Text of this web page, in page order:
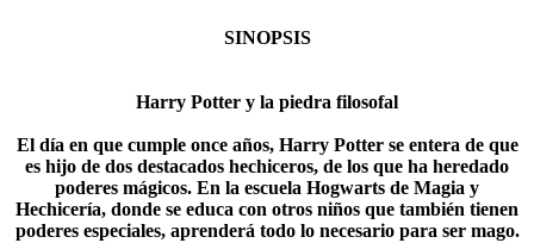
SINOPSIS
Harry Potter y la piedra filosofal
El día en que cumple once años, Harry Potter se entera de que
es hijo de dos destacados hechiceros, de los que ha heredado
poderes mágicos. En la escuela Hogwarts de Magia y
Hechicería, donde se educa con otros niños que también tienen
poderes especiales, aprenderá todo lo necesario para ser mago.​